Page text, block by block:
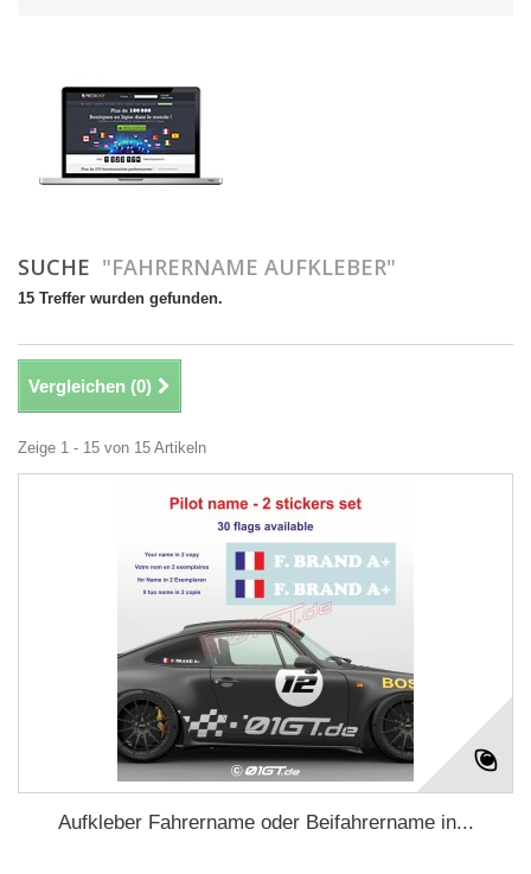
SUCHE "FAHRERNAME AUFKLEBER"
15 Treffer wurden gefunden.
Vergleichen (0)
Zeige 1 - 15 von 15 Artikeln
Aufkleber Fahrername oder Beifahrername in...